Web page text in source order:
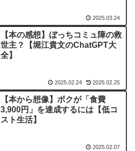
2025.03.24
【本の感想】ぼっちコミュ障の救
世主？【堀江貴文のChatGPT大
全】
2025.02.24 2025.02.25
【本から想像】ボクが「食費
3,900円」を達成するには【低コ
スト生活】
2025.02.07